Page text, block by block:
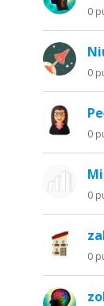
0
0
0
0
0